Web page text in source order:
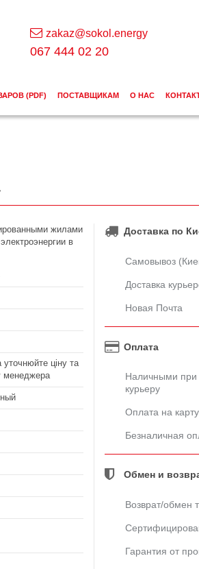
жилами
в
ціну та
менеджера
Доставка по
Самовывоз
Доставка
Новая Почта
Оплата
Наличными при
курьеру
Оплата на
Безналичная
Обмен и
Возврат/обмен
Гарантия от
zakaz@sokol.energy
067 444 02 20
(PDF) ПОСТАВЩИКАМ О НАС